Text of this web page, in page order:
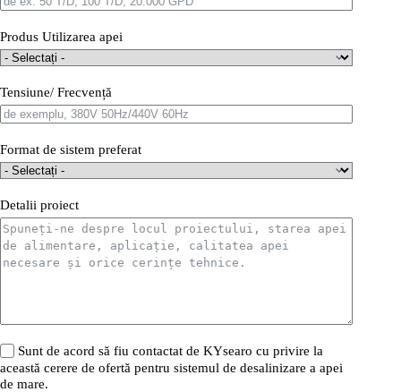
Produs Utilizarea apei
Tensiune/ Frecvență
Format de sistem preferat
Detalii proiect
Sunt de acord să fiu contactat de KYsearo cu privire la
această cerere de ofertă pentru sistemul de desalinizare a apei
de mare.